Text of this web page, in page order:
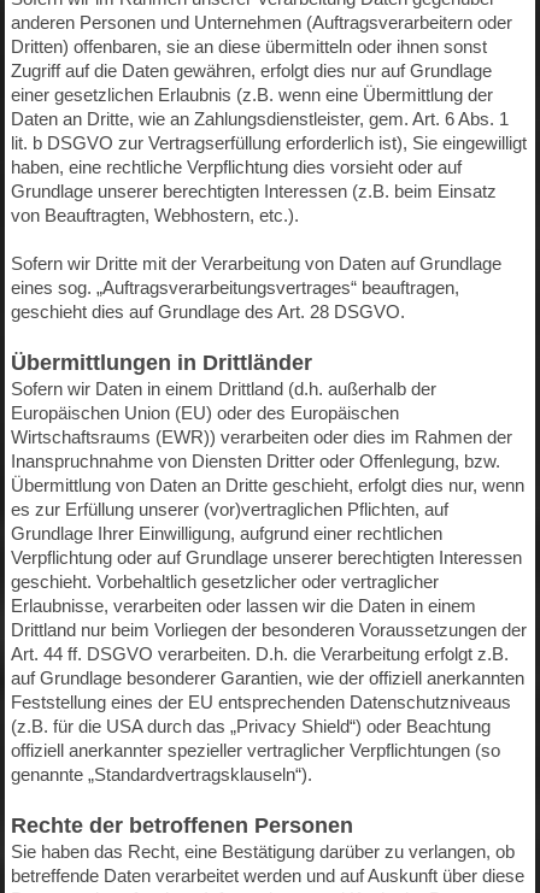
anderen Personen und Unternehmen (Auftragsverarbeitern oder
Dritten) offenbaren, sie an diese übermitteln oder ihnen sonst
Zugriff auf die Daten gewähren, erfolgt dies nur auf Grundlage
einer gesetzlichen Erlaubnis (z.B. wenn eine Übermittlung der
Daten an Dritte, wie an Zahlungsdienstleister, gem. Art. 6 Abs. 1
lit. b DSGVO zur Vertragserfüllung erforderlich ist), Sie eingewilligt
haben, eine rechtliche Verpflichtung dies vorsieht oder auf
Grundlage unserer berechtigten Interessen (z.B. beim Einsatz
von Beauftragten, Webhostern, etc.).
Sofern wir Dritte mit der Verarbeitung von Daten auf Grundlage
eines sog. „Auftragsverarbeitungsvertrages“ beauftragen,
geschieht dies auf Grundlage des Art. 28 DSGVO.
Übermittlungen in Drittländer
Sofern wir Daten in einem Drittland (d.h. außerhalb der
Europäischen Union (EU) oder des Europäischen
Wirtschaftsraums (EWR)) verarbeiten oder dies im Rahmen der
Inanspruchnahme von Diensten Dritter oder Offenlegung, bzw.
Übermittlung von Daten an Dritte geschieht, erfolgt dies nur, wenn
es zur Erfüllung unserer (vor)vertraglichen Pflichten, auf
Grundlage Ihrer Einwilligung, aufgrund einer rechtlichen
Verpflichtung oder auf Grundlage unserer berechtigten Interessen
geschieht. Vorbehaltlich gesetzlicher oder vertraglicher
Erlaubnisse, verarbeiten oder lassen wir die Daten in einem
Drittland nur beim Vorliegen der besonderen Voraussetzungen der
Art. 44 ff. DSGVO verarbeiten. D.h. die Verarbeitung erfolgt z.B.
auf Grundlage besonderer Garantien, wie der offiziell anerkannten
Feststellung eines der EU entsprechenden Datenschutzniveaus
(z.B. für die USA durch das „Privacy Shield“) oder Beachtung
offiziell anerkannter spezieller vertraglicher Verpflichtungen (so
genannte „Standardvertragsklauseln“).
Rechte der betroffenen Personen
Sie haben das Recht, eine Bestätigung darüber zu verlangen, ob
betreffende Daten verarbeitet werden und auf Auskunft über diese